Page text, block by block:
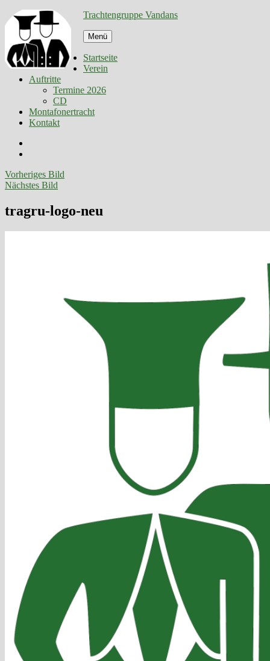
Zum
Inhalt
springen
Trachtengruppe Vandans
Menü
Startseite
Verein
Auftritte
Termine 2026
CD
Montafonertracht
Kontakt
Vorheriges Bild
Nächstes Bild
tragru-logo-neu